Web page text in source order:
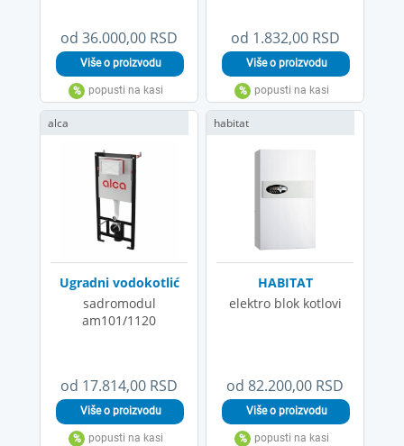
od 36.000,00 RSD od 1.832,00 RSD
od 17.814,00 RSD
Ugradni vodokotlić
sadromodul
am101/1120
alca
od 82.200,00 RSD
HABITAT
elektro blok kotlovi
habitat